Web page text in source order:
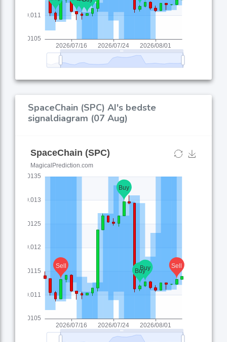
SpaceChain (SPC) AI's bedste
signaldiagram (07 Aug)